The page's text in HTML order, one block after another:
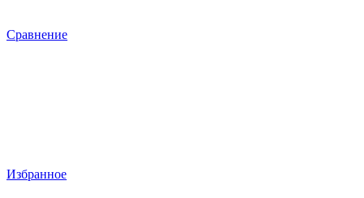
Сравнение
Избранное